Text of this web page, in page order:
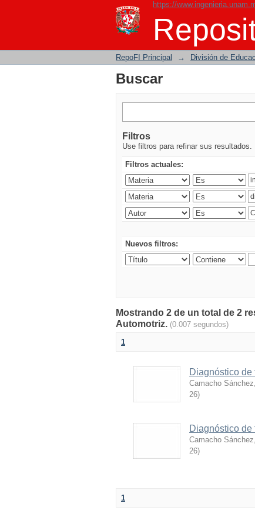
https://
Buscar
RepoFI Principal → División de
Buscar
Filtros
Use filtros para refinar sus resultados.
Filtros actuales:
Nuevos filtros:
Mostrando 2 de un total de 2
Automotriz. (0.007 segundos)
1
Diagnóstico
Camacho
26)
Diagnóstico
Camacho
26)
1